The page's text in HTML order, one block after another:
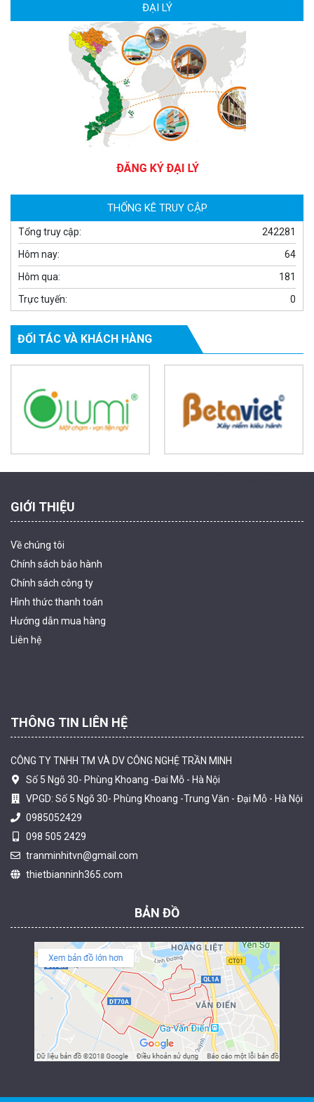
1.939.000 đ 1.080.000 đ
2.060.000 đ
Camera tích hợp đầu báo nhiệt 2MP Hikfire HF-VH 221
1.679.000 đ
ĐẠI LÝ
THỐNG KÊ TRUY CẬP
242281
Tổng truy cập:
64
Hôm nay:
181
Hôm qua:
0
Trực tuyến:
ĐỐI TÁC VÀ KHÁCH HÀNG
GIỚI THIỆU
Về chúng tôi
Chính sách bảo hành
Chính sách công ty
Hình thức thanh toán
Hướng dẫn mua hàng
Liên hệ
THÔNG TIN LIÊN HỆ
CÔNG TY TNHH TM VÀ DV CÔNG NGHỆ TRẦN MINH
Số 5 Ngõ 30- Phùng Khoang -Đai Mỗ - Hà Nội
VPGD: Số 5 Ngõ 30- Phùng Khoang -Trung Văn - Đại Mỗ - Hà Nội
0985052429
098 505 2429
tranminhitvn@gmail.com
thietbianninh365.com
BẢN ĐỒ